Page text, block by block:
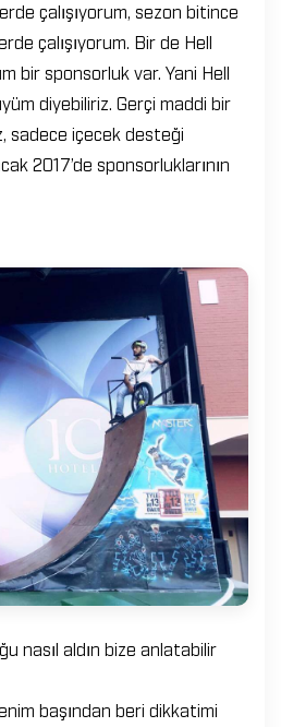
çalışıyorum, sezon bitince
çalışıyorum. Bir de Hell
bir sponsorluk var. Yani Hell
diyebiliriz. Gerçi maddi bir
sadece içecek desteği
2017’de sponsorluklarının
nasıl aldın bize anlatabilir
başından beri dikkatimi